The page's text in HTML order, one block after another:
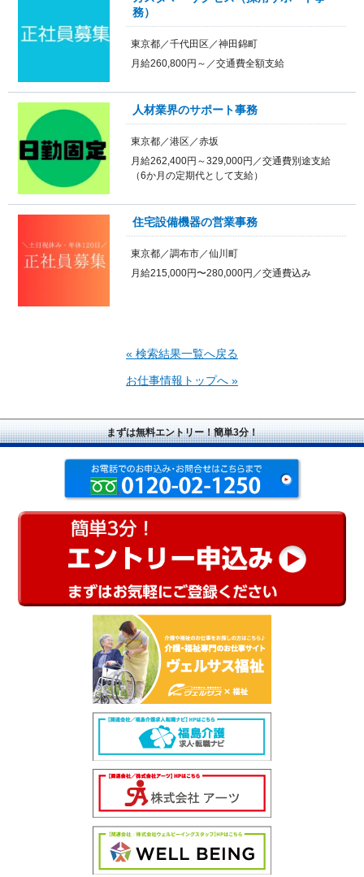
務）
東京都／千代田区／神田錦町
月給260,800円～／交通費全額支給
人材業界のサポート事務
東京都／港区／赤坂
月給262,400円～329,000円／交通費別途支給
（6か月の定期代として支給）
住宅設備機器の営業事務
東京都／調布市／仙川町
月給215,000円〜280,000円／交通費込み
« 検索結果一覧へ戻る
お仕事情報トップへ »
まずは無料エントリー！簡単3分！